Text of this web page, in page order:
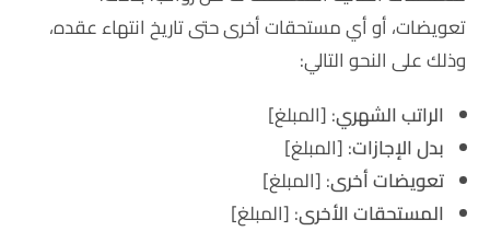
تعويضات، أو أي مستحقات أخرى حتى تاريخ انتهاء عقده،
وذلك على النحو التالي:
الراتب الشهري: [المبلغ]
بدل الإجازات: [المبلغ]
تعويضات أخرى: [المبلغ]
المستحقات الأخرى: [المبلغ]